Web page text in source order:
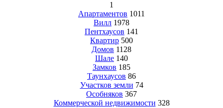
1
Апартаментов 1011
Вилл 1978
Пентхаусов 141
Квартир 500
Домов 1128
Шале 140
Замков 185
Таунхаусов 86
Участков земли 74
Особняков 367
Коммерческой недвижимости 328